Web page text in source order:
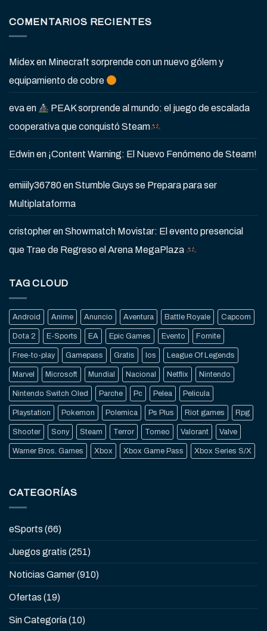
COMENTARIOS RECIENTES
Midexen Minecraft sorprende con un nuevo gólem y
equipamiento de cobre
evaen
PEAK sorprende al mundo: el juego de escalada
cooperativa que conquistó Steam
Edwinen ¡Content Warning: El Nuevo Fenómeno de Steam!
emiiily36780enStumble Guys se Prepara para ser
Multiplataforma
cristopherenShowmatch Movistar: El evento presencial
que Trae de Regreso el Arena MegaPlaza
TAG CLOUD
Android Anime Anuncio Aventura Battle Royale Capcom
Dota 2 E-Sports EA Epic Games Evento Fornite
Free-to-play Gamepass Gratis Ios League Of Legends
Marvel Microsoft Mundial Nacional Netflix Nintendo
Nintendo Switch Oled Parche Pc Pelea Pelicula
Playstation Pokemon Polemica Ps Plus Riot games Rpg
Shooter Sony Steam Terror Torneo Valorant Valve
Warner Bros. Games Xbox Xbox Game Pass Xbox Series S/X
CATEGORÍAS
eSports (66)
Juegos gratis (251)
Noticias Gamer(910)
Ofertas (19)
Sin Categoría(10)